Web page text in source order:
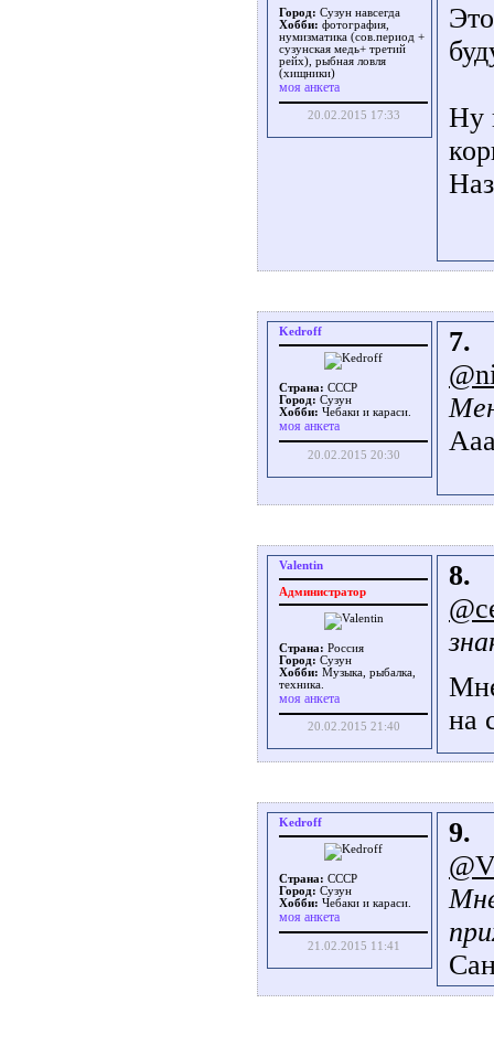
Город: Сузун навсегда
Хобби: фотография,
нумизматика (сов.период +
сузунская медь+ третий
рейх), рыбная ловля
(хищники)
моя анкета
20.02.2015 17:33
Ну
Kedroff
Страна: СССР
Город: Сузун
Хобби: Чебаки и караси.
моя анкета
20.02.2015 20:30
7.
Valentin
Администратор
Страна: Россия
Город: Сузун
Хобби: Музыка, рыбалка,
техника.
моя анкета
20.02.2015 21:40
8.
на
Kedroff
Страна: СССР
Город: Сузун
Хобби: Чебаки и караси.
моя анкета
21.02.2015 11:41
9.